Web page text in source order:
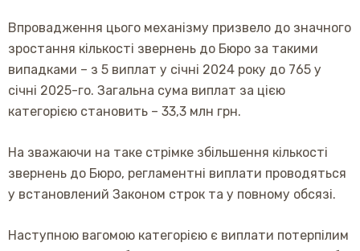
Впровадження цього механізму призвело до значного
зростання кількості звернень до Бюро за такими
випадками – з 5 виплат у січні 2024 року до 765 у
січні 2025-го. Загальна сума виплат за цією
категорією становить – 33,3 млн грн.
На зважаючи на таке стрімке збільшення кількості
звернень до Бюро, регламентні виплати проводяться
у встановлений Законом строк та у повному обсязі.
Наступною вагомою категорією є виплати потерпілим